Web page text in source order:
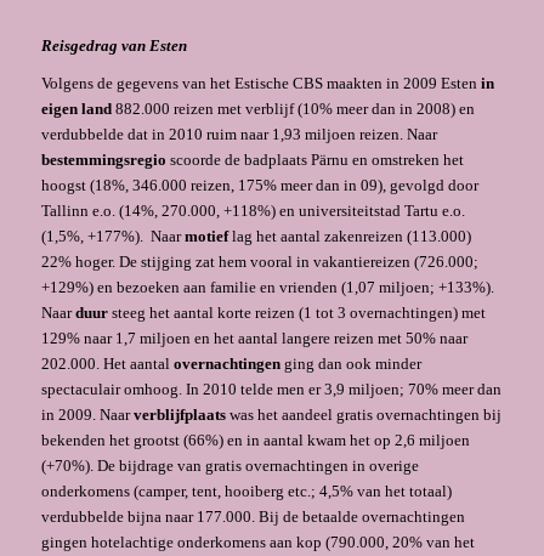
Reisgedrag van Esten
Volgens de gegevens van het Estische CBS maakten in 2009 Esten in
eigen land882.000 reizen met verblijf (10% meer dan in 2008) en
verdubbelde dat in 2010 ruim naar 1,93 miljoen reizen. Naar
bestemmingsregio scoorde de badplaats Pärnu en omstreken het
hoogst (18%, 346.000 reizen, 175% meer dan in 09), gevolgd door
Tallinn e.o. (14%, 270.000, +118%) en universiteitstad Tartu e.o.
(1,5%, +177%). Naarmotieflag het aantal zakenreizen (113.000)
22% hoger. De stijging zat hem vooral in vakantiereizen (726.000;
+129%) en bezoeken aan familie en vrienden (1,07 miljoen; +133%).
Naarduursteeg het aantal korte reizen (1 tot 3 overnachtingen) met
129% naar 1,7 miljoen en het aantal langere reizen met 50% naar
202.000. Het aantal overnachtingenging dan ook minder
spectaculair omhoog. In 2010 telde men er 3,9 miljoen; 70% meer dan
in 2009. Naarverblijfplaatswas het aandeel gratis overnachtingen bij
bekenden het grootst (66%) en in aantal kwam het op 2,6 miljoen
(+70%). De bijdrage van gratis overnachtingen in overige
onderkomens (camper, tent, hooiberg etc.; 4,5% van het totaal)
verdubbelde bijna naar 177.000. Bij de betaalde overnachtingen
gingen hotelachtige onderkomens aan kop (790.000, 20% van het